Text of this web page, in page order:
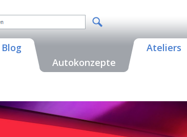
Blog
Autokonzepte
Ateliers